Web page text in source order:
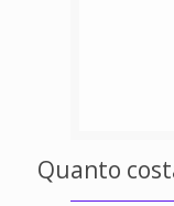
Quanto